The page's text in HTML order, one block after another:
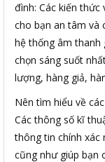
đình: Các kiến
cho bạn an tâm và
hệ thống âm
chọn sáng suốt
lượng, hàng giả,
Nên tìm hiểu về
Các thông số kĩ
thông tin chính xác
cũng như giúp bạn